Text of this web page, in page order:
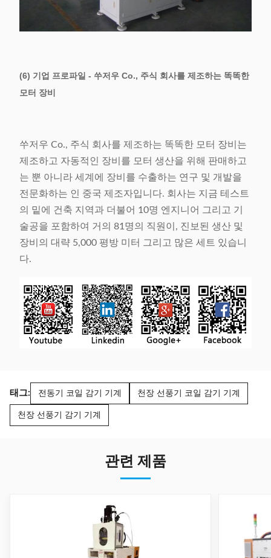
(6) 기업 프로파일 - 쑤저우 Co., 주식 회사를 제조하는 똑똑한
모터 장비
쑤저우 Co., 주식 회사를 제조하는 똑똑한 모터 장비는
제조하고 자동적인 장비를 모터 생산을 위해 판매하고
는 뿐 아니라 세계에 장비를 수출하는 연구 및 개발을
전문화하는 인 중국 제조자입니다. 회사는 지금 테스트
의 밑에 건축 지역과 더불어 10명 엔지니어 그리고 기
술공을 포함하여 거의 81명의 직원이, 진보된 생산 및
장비의 대략 5,000 평방 미터 그리고 많은 세트 있습니
다.
태그: 전동기 코일 감기 기계 천장 선풍기 코일 감기 기계
천장 선풍기 감기 기계
관련 제품